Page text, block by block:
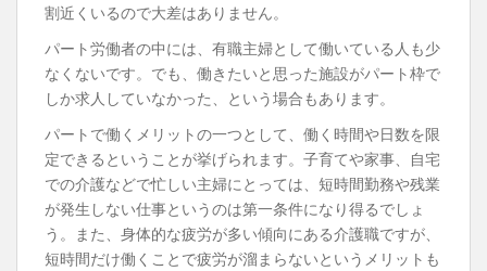
割近くいるので大差はありません。
パート労働者の中には、有職主婦として働いている人も少
なくないです。でも、働きたいと思った施設がパート枠で
しか求人していなかった、という場合もあります。
パートで働くメリットの一つとして、働く時間や日数を限
定できるということが挙げられます。子育てや家事、自宅
での介護などで忙しい主婦にとっては、短時間勤務や残業
が発生しない仕事というのは第一条件になり得るでしょ
う。また、身体的な疲労が多い傾向にある介護職ですが、
短時間だけ働くことで疲労が溜まらないというメリットも